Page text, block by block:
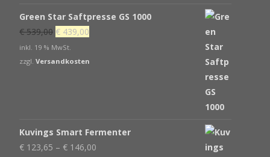
Green Star Saftpresse GS 1000
€539,00 Ursprünglicher
Preis
war:
€ 439,00
ist:
inkl. 19 % MwSt.
zzgl. Versandkosten
Kuvings Smart Fermenter
€ 123,65 – € 146,00